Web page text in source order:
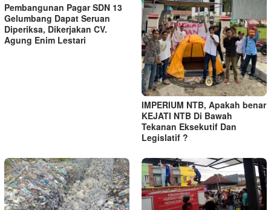
Pembangunan Pagar SDN 13
Gelumbang Dapat Seruan
Diperiksa, Dikerjakan CV.
Agung Enim Lestari
IMPERIUM NTB, Apakah benar
KEJATI NTB Di Bawah
Tekanan Eksekutif Dan
Legislatif ?